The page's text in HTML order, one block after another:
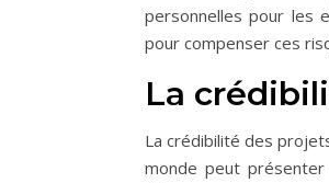
personnelles pour les
pour compenser ces
La
La crédibilité des
monde peut